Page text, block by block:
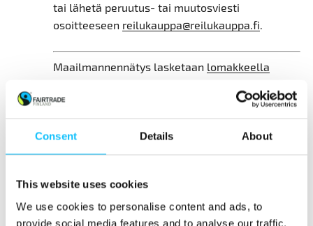
Consent Details About
This website uses cookies
We use cookies to personalise content and ads, to
provide social media features and to analyse our traffic.
tai lähetä peruutus- tai muutosviesti
osoitteeseen reilukauppa@reilukauppa.fi.
Maailmannennätys lasketaan lomakkeella
tapahtuman yhteenlasketun määrän mukaan.
Jos olet tehnyt omasta Reilun kaupan
kahvitauostasi oman Facebook-tapahtuman,
klo 20 mennessä, kuinka monta osallistujaa
oma tapahtumasi keräsi!